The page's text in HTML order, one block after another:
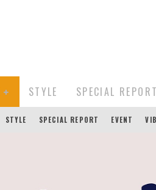
STYLE SPECIAL REPORT
STYLE SPECIAL REPORT EVENT